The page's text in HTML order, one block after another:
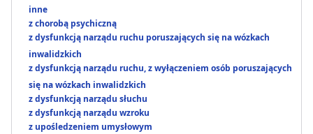
inne
z chorobą psychiczną
z dysfunkcją narządu ruchu poruszających się na wózkach
inwalidzkich
z dysfunkcją narządu ruchu, z wyłączeniem osób poruszających
się na wózkach inwalidzkich
z dysfunkcją narządu słuchu
z dysfunkcją narządu wzroku
z upośledzeniem umysłowym